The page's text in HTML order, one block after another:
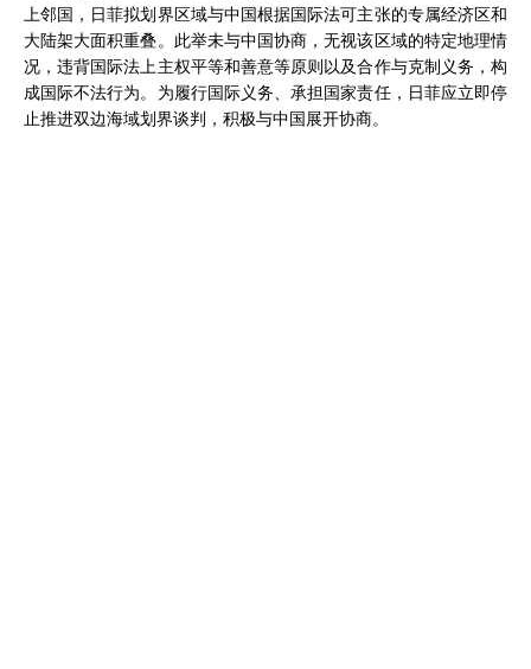
上邻国，日菲拟划界区域与中国根据国际法可主张的专属经济区和
大陆架大面积重叠。此举未与中国协商，无视该区域的特定地理情
况，违背国际法上主权平等和善意等原则以及合作与克制义务，构
成国际不法行为。为履行国际义务、承担国家责任，日菲应立即停
止推进双边海域划界谈判，积极与中国展开协商。